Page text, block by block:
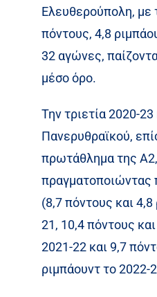
Ελευθερούπολη, με
πόντους, 4,8
32 αγώνες,
μέσο όρο.
Την τριετία 2020-
Πανερυθραϊκού,
πρωτάθλημα της Α2,
πραγματοποιώντας
(8,7 πόντους και
21, 10,4 πόντους
2021-22 και 9,7
ριμπάουντ το 2022-